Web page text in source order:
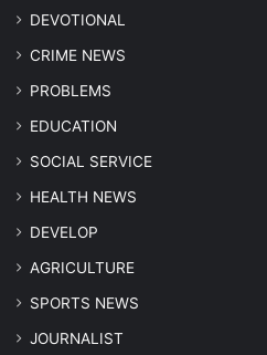
DEVOTIONAL
CRIME NEWS
PROBLEMS
EDUCATION
SOCIAL SERVICE
HEALTH NEWS
DEVELOP
AGRICULTURE
SPORTS NEWS
JOURNALIST